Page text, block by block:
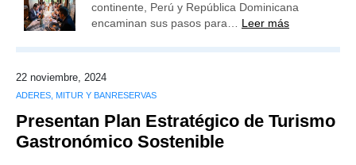
continente, Perú y República Dominicana
encaminan sus pasos para… Leer más
22 noviembre, 2024
ADERES, MITUR Y BANRESERVAS
Presentan Plan Estratégico de Turismo
Gastronómico Sostenible